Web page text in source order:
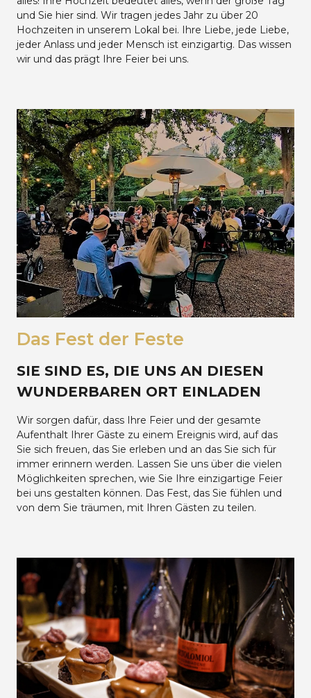
und Sie hier sind. Wir tragen jedes Jahr zu über 20
Hochzeiten in unserem Lokal bei. Ihre Liebe, jede Liebe,
jeder Anlass und jeder Mensch ist einzigartig. Das wissen
wir und das prägt Ihre Feier bei uns.
Das Fest der Feste
SIE SIND ES, DIE UNS AN DIESEN
WUNDERBAREN ORT EINLADEN
Wir sorgen dafür, dass Ihre Feier und der gesamte
Aufenthalt Ihrer Gäste zu einem Ereignis wird, auf das
Sie sich freuen, das Sie erleben und an das Sie sich für
immer erinnern werden. Lassen Sie uns über die vielen
Möglichkeiten sprechen, wie Sie Ihre einzigartige Feier
bei uns gestalten können. Das Fest, das Sie fühlen und
von dem Sie träumen, mit Ihren Gästen zu teilen.